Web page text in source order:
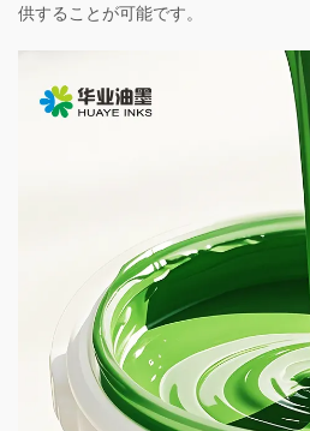
供することが可能です。